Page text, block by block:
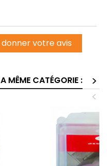
votre avis
MÊME CATÉGORIE :
>
<